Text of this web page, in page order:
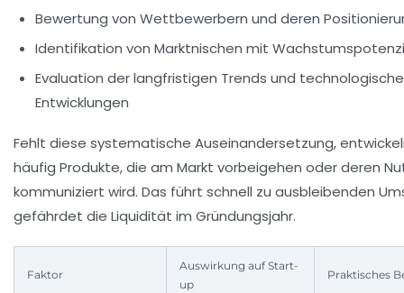
Bewertung von Wettbewerbern und deren
Identifikation von Marktnischen mit
Evaluation der langfristigen Trends und technologische
Entwicklungen
Fehlt diese systematische Auseinandersetzung,
häufig Produkte, die am Markt vorbeigehen oder deren
kommuniziert wird. Das führt schnell zu ausbleibenden
gefährdet die Liquidität im Gründungsjahr.
Faktor
Auswirkung auf Start-
up
Praktisches